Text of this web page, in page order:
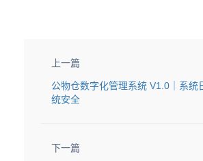
上一篇
公物仓数字化管理系统 V1.0｜系统
统安全
下一篇